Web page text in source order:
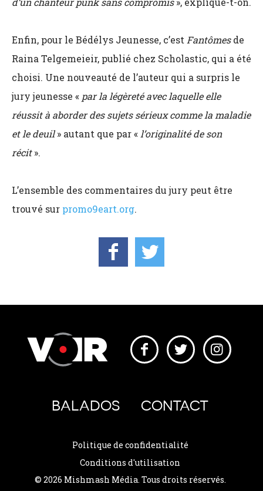
Enfin, pour le Bédélys Jeunesse, c’est Fantômesde
Raina Telgemeieir, publié chez Scholastic, qui a été
choisi. Une nouveauté de l’auteur qui a surpris le
jury jeunesse « par la légèreté avec laquelle elle
réussit à aborder des sujets sérieux comme la maladie
et le deuil» autant que par « l’originalité de son
récit».
L’ensemble des commentaires du jury peut être
trouvé sur promo9eart.org.
BALADOS CONTACT
Politique de confidentialité
Conditions d'utilisation
© 2026 Mishmash Média. Tous droits réservés.